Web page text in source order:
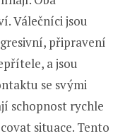
Válečníci jsou
připravení
a jsou
se svými
schopnost rychle
situace. Tento